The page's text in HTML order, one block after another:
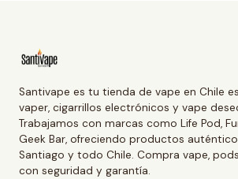
Santivape es tu tienda de vape en Chile
vaper, cigarrillos electrónicos y vape
Trabajamos con marcas como Life Pod,
Geek Bar, ofreciendo productos
Santiago y todo Chile. Compra vape,
con seguridad y garantía.